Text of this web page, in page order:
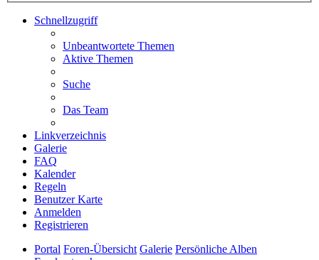
Schnellzugriff
Unbeantwortete Themen
Aktive Themen
Suche
Das Team
Linkverzeichnis
Galerie
FAQ
Kalender
Regeln
Benutzer Karte
Anmelden
Registrieren
Portal Foren-Übersicht Galerie Persönliche Alben